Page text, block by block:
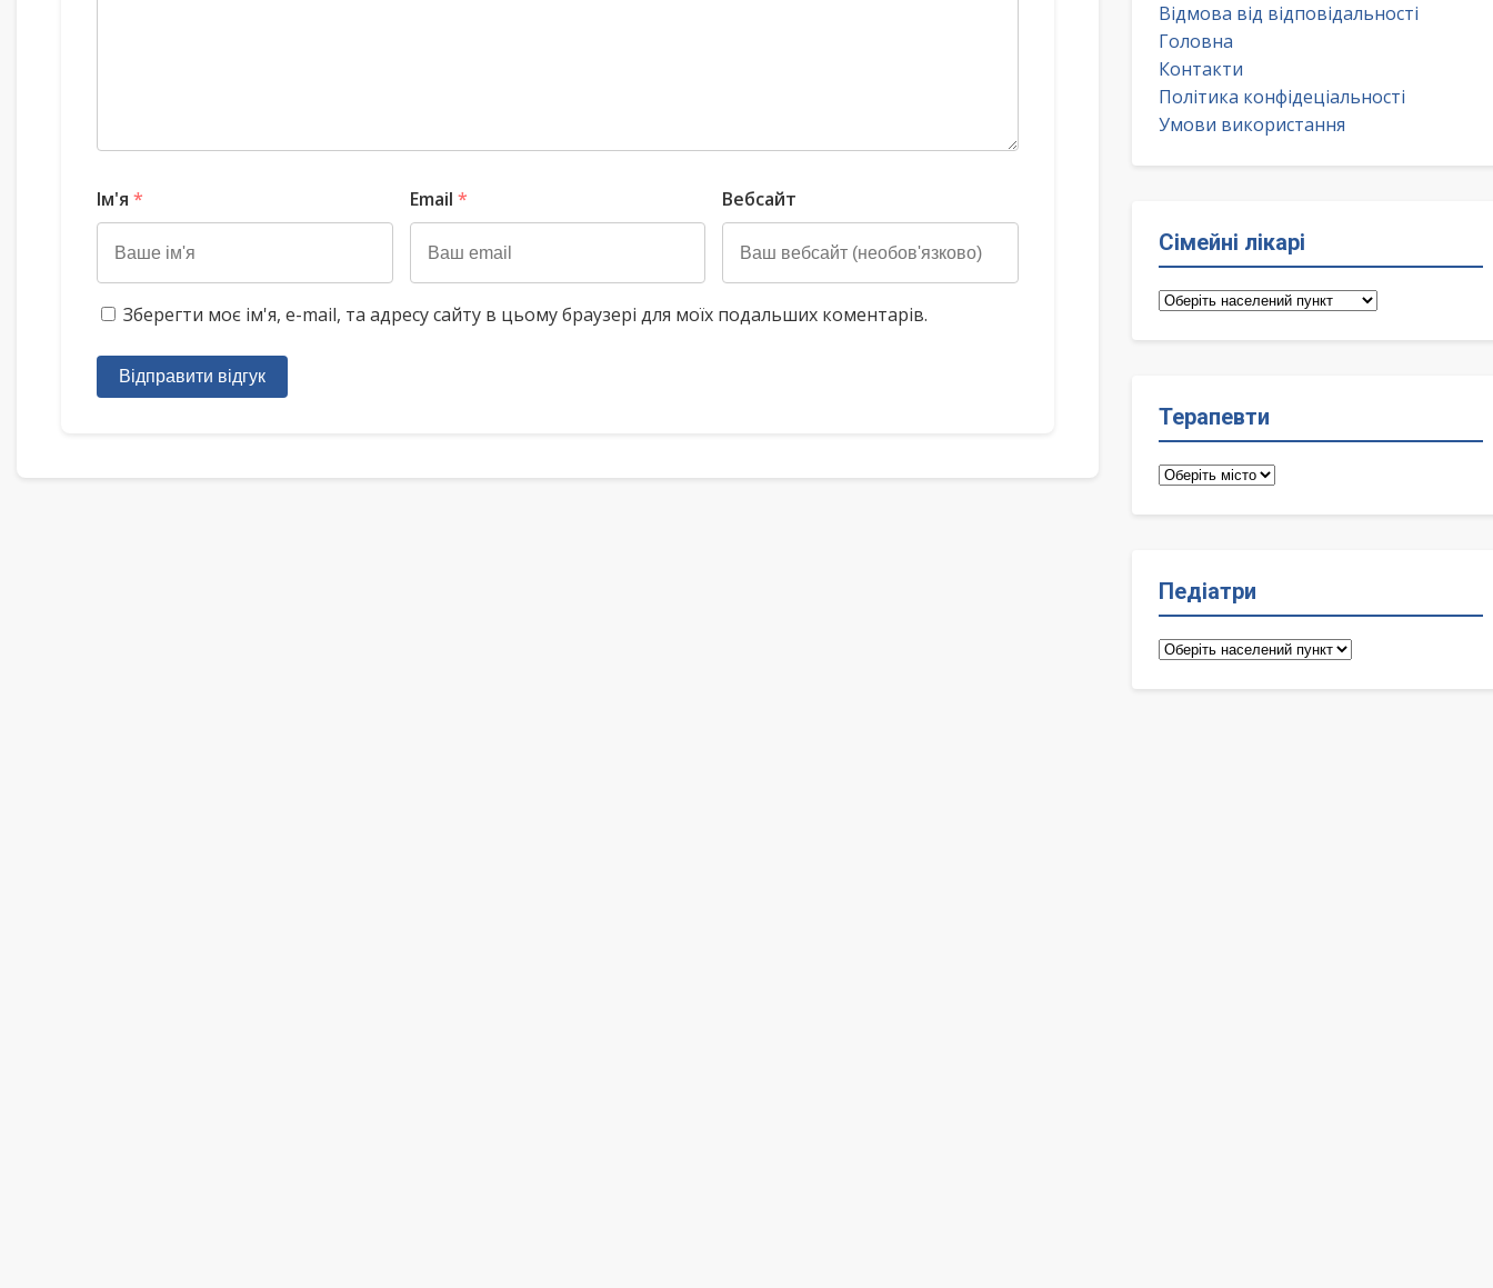
Ім'я * Email * Вебсайт
Зберегти моє ім'я, e-mail, та адресу сайту в цьому браузері для моїх подальших коментарів.
Відправити відгук
Відмова від відповідальності
Головна
Контакти
Політика конфідеціальності
Умови використання
Сімейні лікарі
Сімейні
Терапевти
Терапевти
Педіатри
Педіатри